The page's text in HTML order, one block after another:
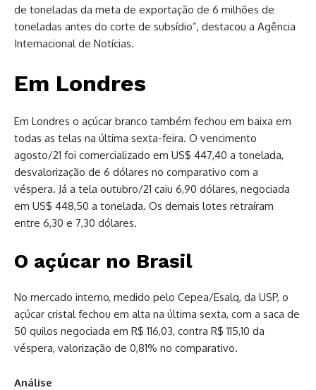
de toneladas da meta de exportação de 6 milhões de
toneladas antes do corte de subsídio”, destacou a Agência
Internacional de Notícias.
Em Londres
Em Londres o açúcar branco também fechou em baixa em
todas as telas na última sexta-feira. O vencimento
agosto/21 foi comercializado em US$ 447,40 a tonelada,
desvalorização de 6 dólares no comparativo com a
véspera. Já a tela outubro/21 caiu 6,90 dólares, negociada
em US$ 448,50 a tonelada. Os demais lotes retraíram
entre 6,30 e 7,30 dólares.
O açúcar no Brasil
No mercado interno, medido pelo Cepea/Esalq, da USP, o
açúcar cristal fechou em alta na última sexta, com a saca de
50 quilos negociada em R$ 116,03, contra R$ 115,10 da
véspera, valorização de 0,81% no comparativo.
Análise